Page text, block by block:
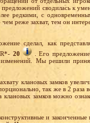
предложений сводилась к
редкими, с
реже захват, тем он
сделал, как
20
. Его
Мы решили
клановых замков
так же в 2 раза
замков можно
и